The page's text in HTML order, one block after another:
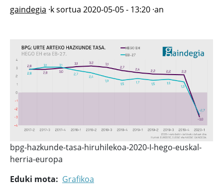
gaindegia ·k sortua 2020-05-05 - 13:20 ·an
bpg-hazkunde-tasa-hiruhilekoa-2020-I-hego-euskal-
herria-europa
Eduki mota
Grafikoa